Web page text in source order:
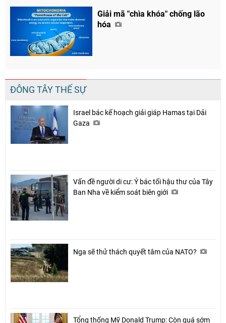
Facebook
Giải mã "chìa khóa" chống lão
hóa
ĐÔNG TÂY THẾ SỰ
Israel bác kế hoạch giải giáp Hamas tại Dải
Gaza
Vấn đề người di cư: Ý bác tối hậu thư của Tây
Ban Nha về kiểm soát biên giới
Nga sẽ thử thách quyết tâm của NATO?
Tổng thống Mỹ Donald Trump: Còn quá sớm